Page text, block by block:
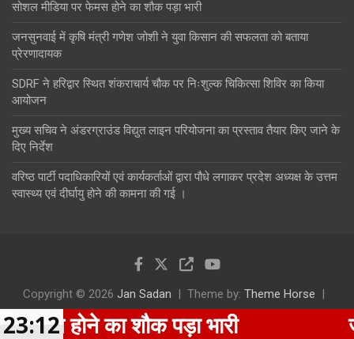
सोशल मीडिया पर फेमस होने का शौक पड़ा भारी
जनसुनवाई में कृषि मंत्री गणेश जोशी ने युवा किसान की सफलता को बताया
प्रेरणादायक
SDRF ने हरिद्वार स्थित शंकराचार्य चौक पर निःशुल्क चिकित्सा शिविर का किया
आयोजन
मुख्य सचिव ने अंडरग्राउंड विद्युत लाइन परियोजना का प्रस्ताव तैयार किए जाने के
दिए निर्देश
वरिष्ठ पार्टी पदाधिकारियों एवं कार्यकर्ताओं द्वारा पौधे लगाकर प्रदेश अध्यक्ष के उत्तम
स्वास्थ्य एवं दीर्घायु होने की कामना की गई ।
Copyright © 2026 Jan Sadan Theme by: Theme Horse
Proudly Powered by:
WordPress
का शौक पड़ा भारी
23:12